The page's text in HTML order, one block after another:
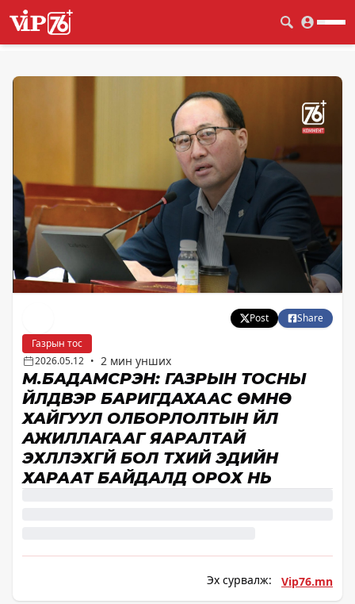
Post
Share
Газрын тос
2026.05.12 • 2 мин унших
М.БАДАМСҮРЭН: ГАЗРЫН ТОСНЫ
ҮЙЛДВЭР БАРИГДАХААС ӨМНӨ
ХАЙГУУЛ ОЛБОРЛОЛТЫН ҮЙЛ
АЖИЛЛАГААГ ЯАРАЛТАЙ
ЭХЛҮҮЛЭХГҮЙ БОЛ ТҮҮХИЙ ЭДИЙН
ХАРААТ БАЙДАЛД ОРОХ НЬ
Эх сурвалж: Vip76.mn